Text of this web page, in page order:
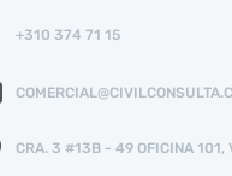
+310 374 71 15
CRA. 3 #13B - 49 OFICINA 101,